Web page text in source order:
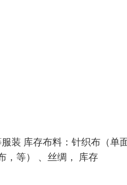
装 库存布料：针织布（单
，等） 、丝绸， 库存